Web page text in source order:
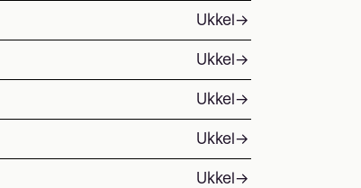
Ukkel→
Ukkel→
Ukkel→
Ukkel→
Ukkel→